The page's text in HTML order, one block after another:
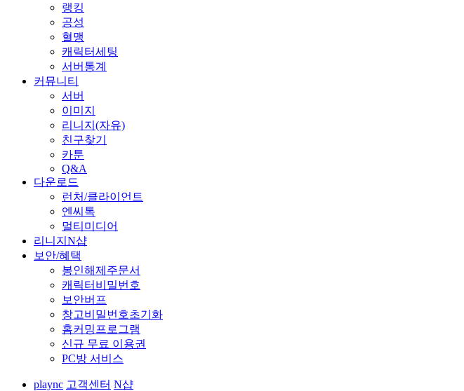
랭킹
공성
혈맹
캐릭터세팅
서버통계
커뮤니티
서버
이미지
리니지(자유)
친구찾기
카툰
Q&A
다운로드
런처/클라이언트
엔씨톡
멀티미디어
리니지N샵
보안/혜택
봉인해제주문서
캐릭터비밀번호
보안버프
창고비밀번호초기화
홈커밍프로그램
신규 무료 이용권
PC방 서비스
plaync 고객센터 N샵